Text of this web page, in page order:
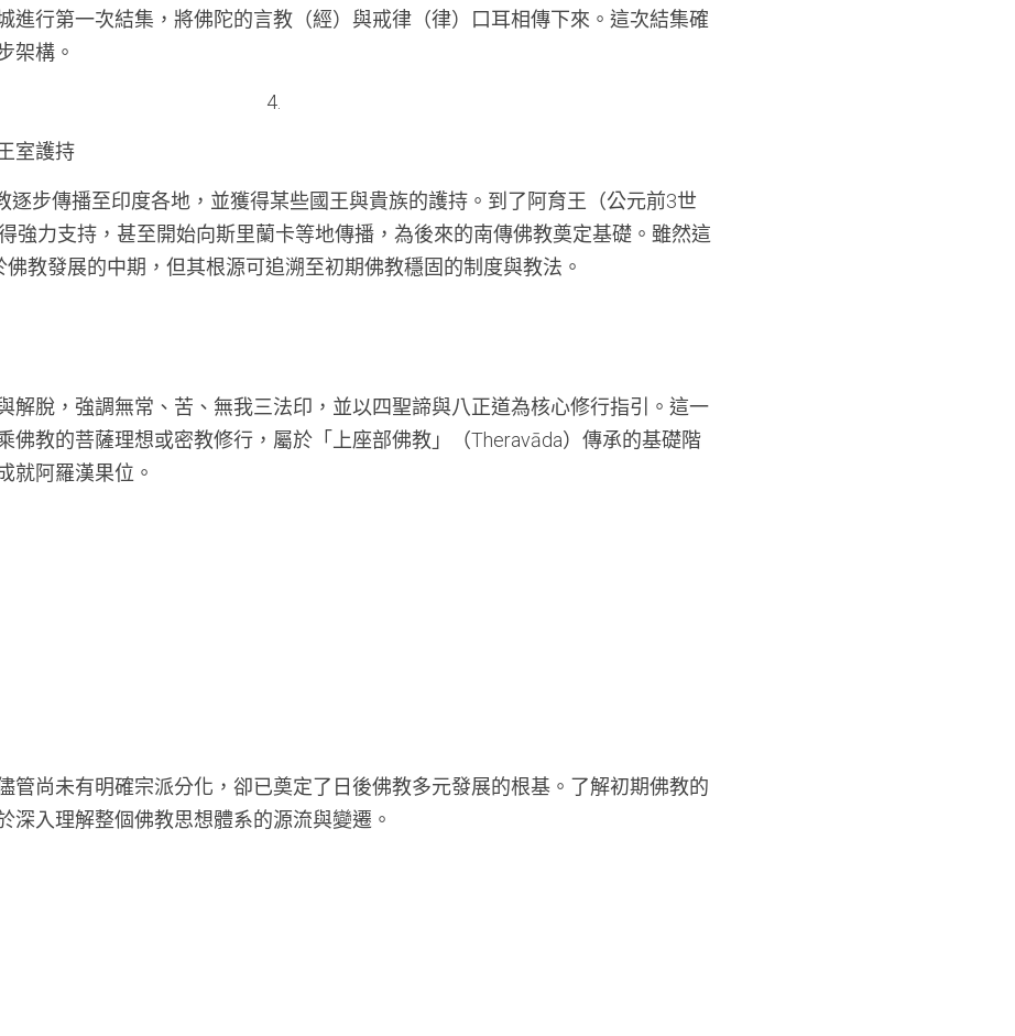
進行第一次結集，將佛陀的言教（經）與戒律（律）口耳相傳下來。這次結集確
架構。
4.
室護持
逐步傳播至印度各地，並獲得某些國王與貴族的護持。到了阿育王（公元前3世
強力支持，甚至開始向斯里蘭卡等地傳播，為後來的南傳佛教奠定基礎。雖然這
佛教發展的中期，但其根源可追溯至初期佛教穩固的制度與教法。
解脫，強調無常、苦、無我三法印，並以四聖諦與八正道為核心修行指引。這一
佛教的菩薩理想或密教修行，屬於「上座部佛教」（Theravāda）傳承的基礎階
就阿羅漢果位。
管尚未有明確宗派分化，卻已奠定了日後佛教多元發展的根基。了解初期佛教的
深入理解整個佛教思想體系的源流與變遷。